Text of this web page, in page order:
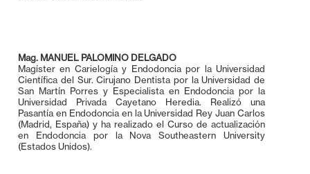
Mag. MANUEL PALOMINO DELGADO
Magíster en Carielogía y Endodoncia por la Universidad
Científica del Sur. Cirujano Dentista por la Universidad de
San Martín Porres y Especialista en Endodoncia por la
Universidad Privada Cayetano Heredia. Realizó una
Pasantía en Endodoncia en la Universidad Rey Juan Carlos
(Madrid, España) y ha realizado el Curso de actualización
en Endodoncia por la Nova Southeastern University
(Estados Unidos).